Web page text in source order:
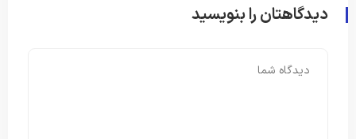
دیدگاهتان را بنویسید